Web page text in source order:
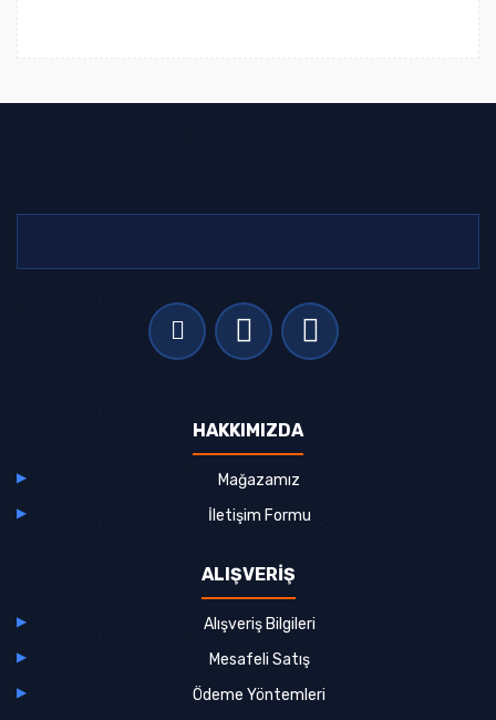
HAKKIMIZDA
Mağazamız
İletişim Formu
ALIŞVERİŞ
Alışveriş Bilgileri
Mesafeli Satış
Ödeme Yöntemleri